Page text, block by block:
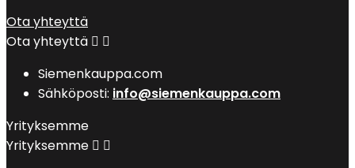
Ota yhteyttä
Ota yhteyttä  
Siemenkauppa.com
Sähköposti: info@siemenkauppa.com
Yrityksemme
Yrityksemme  